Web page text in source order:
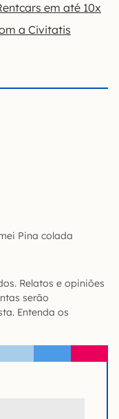
em até 10x
a Civitatis
Pina colada
Relatos e opiniões
serão
Entenda os